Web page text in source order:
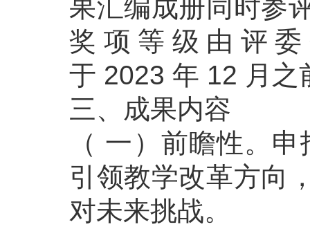
果汇编成册同时参
奖项等级由评
于 2023 年 12 月之
三、成果内容
（ 一）前瞻性。
引领教学改革方向
对未来挑战。